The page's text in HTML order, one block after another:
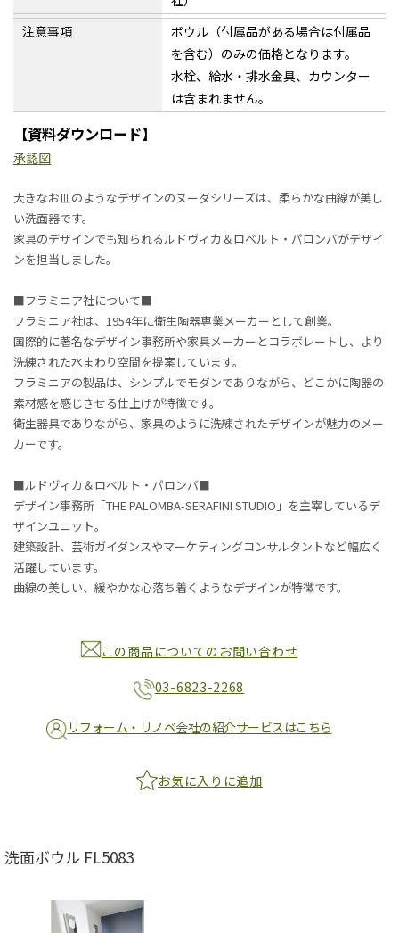
注意事項
ボウル（付属品がある場合は付属品
を含む）のみの価格となります。
水栓、給水・排水金具、カウンター
は含まれません。
【資料ダウンロード】
承認図
大きなお皿のようなデザインのヌーダシリーズは、柔らかな曲線が美し
い洗面器です。
家具のデザインでも知られるルドヴィカ＆ロベルト・パロンバがデザイ
ンを担当しました。
■フラミニア社について■
フラミニア社は、1954年に衛生陶器専業メーカーとして創業。
国際的に著名なデザイン事務所や家具メーカーとコラボレートし、より
洗練された水まわり空間を提案しています。
フラミニアの製品は、シンプルでモダンでありながら、どこかに陶器の
素材感を感じさせる仕上げが特徴です。
衛生器具でありながら、家具のように洗練されたデザインが魅力のメー
カーです。
■ルドヴィカ＆ロベルト・パロンバ■
デザイン事務所「THE PALOMBA-SERAFINI STUDIO」を主宰しているデ
ザインユニット。
建築設計、芸術ガイダンスやマーケティングコンサルタントなど幅広く
活躍しています。
曲線の美しい、緩やかな心落ち着くようなデザインが特徴です。
この商品についてのお問い合わせ
03-6823-2268
リフォーム・リノベ会社の紹介サービスはこちら
お気に入りに追加
洗面ボウル FL5083